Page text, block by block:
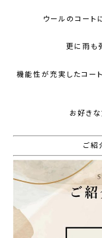
ウールのコート
更に雨も
機能性が充実したコー
お好き
ご紹